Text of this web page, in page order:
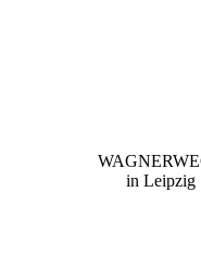
in Leipzig